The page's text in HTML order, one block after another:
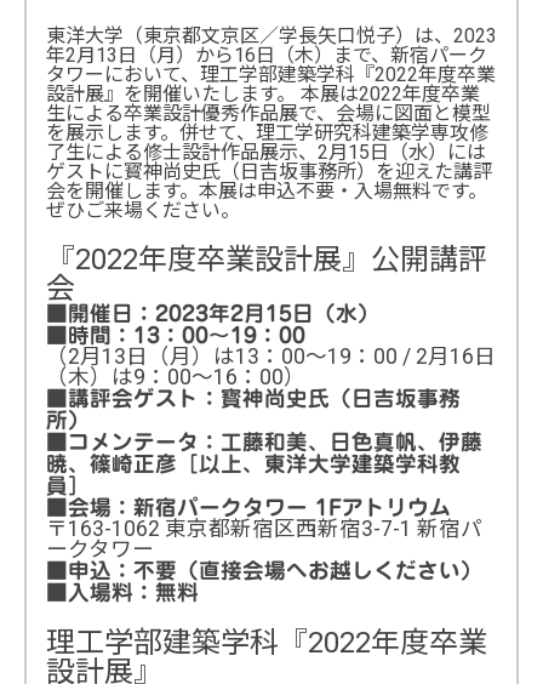
東洋大学（東京都文京区／学長矢口悦子）は、2023
年2月13日（月）から16日（木）まで、新宿パーク
タワーにおいて、理工学部建築学科『2022年度卒業
設計展』を開催いたします。 本展は2022年度卒業
生による卒業設計優秀作品展で、会場に図面と模型
を展示します。併せて、理工学研究科建築学専攻修
了生による修士設計作品展示、2月15日（水）には
ゲストに寳神尚史氏（日吉坂事務所）を迎えた講評
会を開催します。本展は申込不要・入場無料です。
ぜひご来場ください。
『2022年度卒業設計展』公開講評
会
■開催日：2023年2月15日（水）
■時間：13：00～19：00
（2月13日（月）は13：00～19：00 / 2月16日
（木）は9：00～16：00）
■講評会ゲスト：寳神尚史氏（日吉坂事務
所）
■コメンテータ：工藤和美、日色真帆、伊藤
暁、篠崎正彦［以上、東洋大学建築学科教
員］
■会場：新宿パークタワー 1Fアトリウム
〒163-1062 東京都新宿区西新宿3-7-1 新宿パ
ークタワー
■申込：不要（直接会場へお越しください）
■入場料：無料
理工学部建築学科『2022年度卒業
設計展』